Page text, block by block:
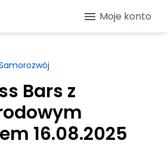
menu Moje konto
Bars z
16.08.2025